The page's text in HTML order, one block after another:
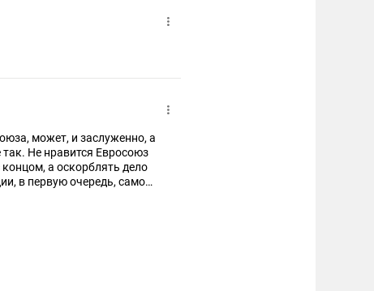
может, и заслуженно, а
Не нравится Евросоюз
а оскорблять дело